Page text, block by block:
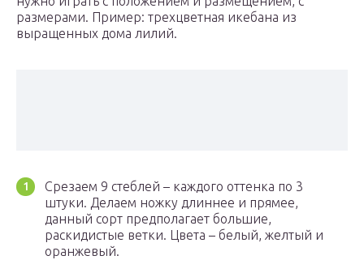
размерами. Пример: трехцветная икебана из
выращенных дома лилий.
Срезаем 9 стеблей – каждого оттенка по 3
штуки. Делаем ножку длиннее и прямее,
данный сорт предполагает большие,
раскидистые ветки. Цвета – белый, желтый и
оранжевый.